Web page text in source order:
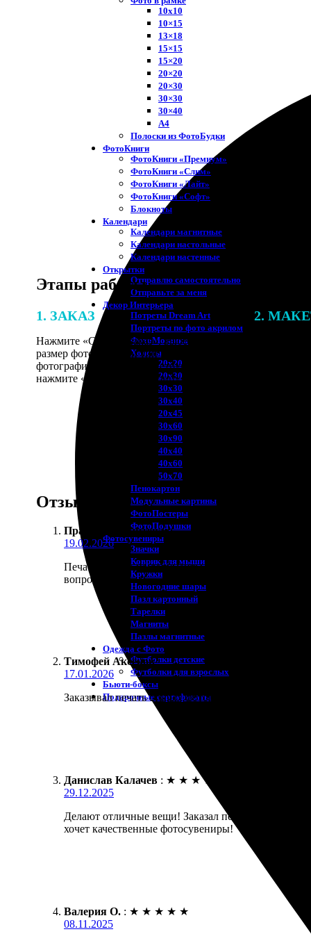
10х10
10×15
13×18
15×15
15×20
20×20
20×30
30×30
30×40
A4
Полоски из ФотоБудки
ФотоКниги
ФотоКниги «Премиум»
ФотоКниги «Слим»
ФотоКниги «Лайт»
ФотоКниги «Софт»
Блокноты
Календари
Календари магнитные
Календари настольные
Календари настенные
Открытки
Отправлю самостоятельно
Отправьте за меня
Декор Интерьера
Потреты Dream Art
Портреты по фото акрилом
ФотоМозаика
Холсты
20х20
20х30
30х30
30х40
20х45
30х60
30х90
40х40
40х60
50х70
Пенокартон
Модульные картины
ФотоПостеры
ФотоПодушки
Фотоcувениры
Значки
Коврик для мыши
Кружки
Новогодние шары
Пазл картонный
Тарелки
Магниты
Пазлы магнитные
Одежда с Фото
Футболки детские
Футболки для взрослых
Бьюти-боксы
Подарочные сертификаты
Этапы работы
1. ЗАКАЗ
Нажмите «Сделать заказ», выберите
размер фотографии и тип рамки. Загрузите
фотографии в онлайн-конструктор,
нажмите «Добавить в корзину».
2.
Отзывы
Прасковья Лаптева :
19.02.2026
Печатала фото на документы для визы.
вопросов.
Тимофей Аксёнов :
17.01.2026
Заказывал печать старых фотографий для
Данислав Калачев : ★ ★ ★ ★
29.12.2025
Делают отличные вещи! Заказал печать фото
хочет качественные фотосувениры!
Валерия О. : ★ ★ ★ ★ ★
08.11.2025